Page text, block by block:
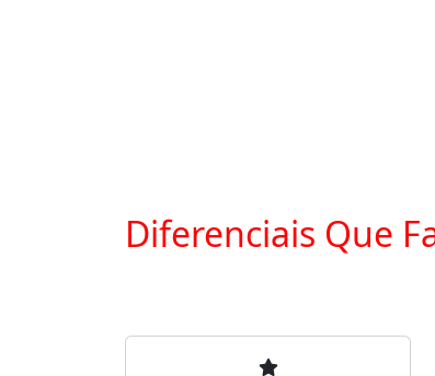
Diferenciais Que